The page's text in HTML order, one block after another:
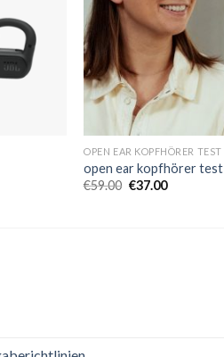
OPEN EAR KOPFHÖRER TEST
open ear kopfhörer test
€59.00 €37.00